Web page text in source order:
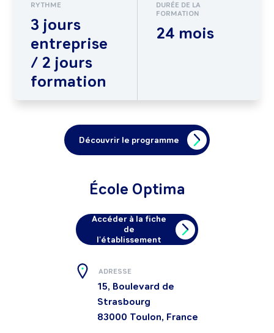
RYTHME
3 jours
entreprise
/ 2 jours
formation
DURÉE DE LA
FORMATION
24 mois
Découvrir le programme
École Optima
Accéder à la fiche
de
l'établissement
ADRESSE
15, Boulevard de
Strasbourg
83000 Toulon, France